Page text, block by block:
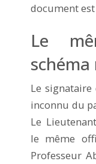
document
Le
Le signataire
inconnu du
Le
le même
Professeur